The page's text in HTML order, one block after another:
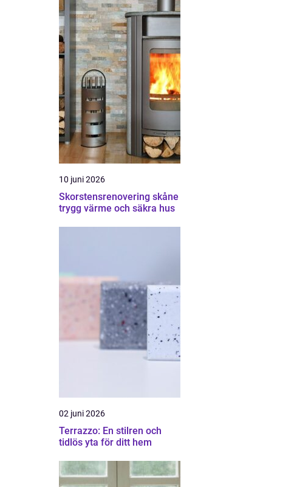
10 juni 2026
Skorstensrenovering skåne
trygg värme och säkra hus
02 juni 2026
Terrazzo: En stilren och
tidlös yta för ditt hem